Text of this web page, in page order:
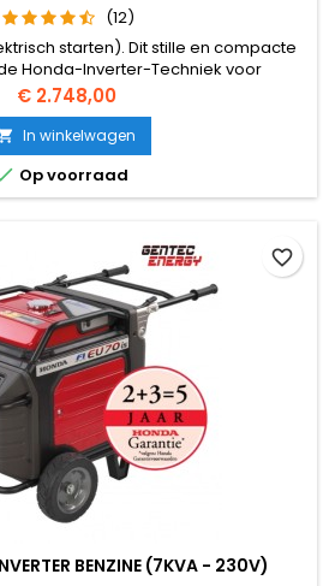
(12)
starten). Dit stille en compacte
Honda-Inverter-Techniek voor
en frequentie heeft ook een
aggregaat wordt zowel zakelijk als
toegepast.
Prijs
€ 2.748,00
In winkelwagen
Op voorraad
BENZINE (7KVA - 230V)
favorite_border